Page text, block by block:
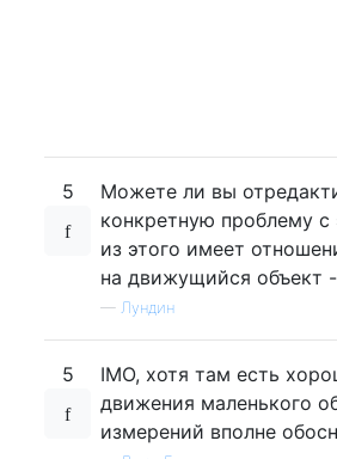
5
Можете ли вы
конкретную проблему
из этого имеет
на движущийся объект
— Лундин
5
IMO, хотя там есть
движения маленького
измерений вполне